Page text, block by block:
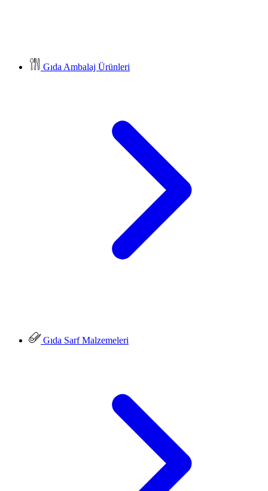
Gıda Ambalaj Ürünleri
Gıda Sarf Malzemeleri